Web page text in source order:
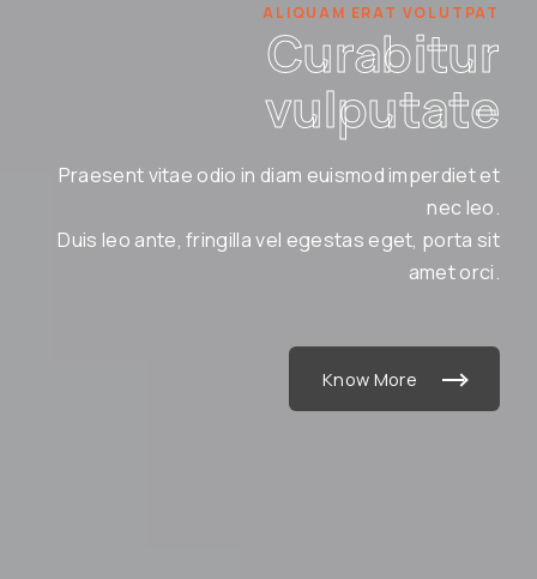
ALIQUAM ERAT VOLUTPAT
Curabitur
vulputate
Praesent vitae odio in diam euismod imperdiet et
nec leo.
Duis leo ante, fringilla vel egestas eget, porta sit
amet orci.
Know More